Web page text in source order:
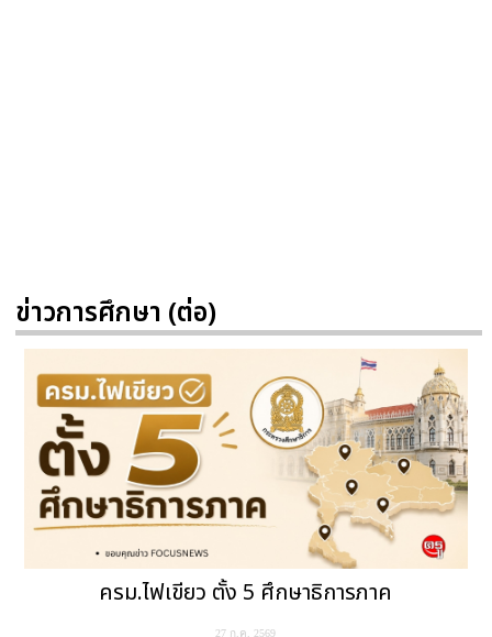
ข่าวการศึกษา (ต่อ)
ครม.ไฟเขียว ตั้ง 5 ศึกษาธิการภาค
27 ก.ค. 2569